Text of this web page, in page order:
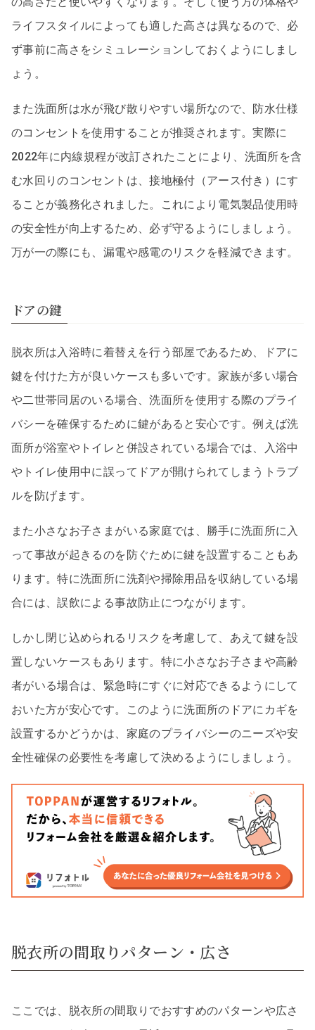
ライフスタイルによっても適した高さは異なるので、必
ず事前に高さをシミュレーションしておくようにしまし
ょう。
また洗面所は水が飛び散りやすい場所なので、防水仕様
のコンセントを使用することが推奨されます。実際に
2022年に内線規程が改訂されたことにより、洗面所を含
む水回りのコンセントは、接地極付（アース付き）にす
ることが義務化されました。これにより電気製品使用時
の安全性が向上するため、必ず守るようにしましょう。
万が一の際にも、漏電や感電のリスクを軽減できます。
ドアの鍵
脱衣所は入浴時に着替えを行う部屋であるため、ドアに
鍵を付けた方が良いケースも多いです。家族が多い場合
や二世帯同居のいる場合、洗面所を使用する際のプライ
バシーを確保するために鍵があると安心です。例えば洗
面所が浴室やトイレと併設されている場合では、入浴中
やトイレ使用中に誤ってドアが開けられてしまうトラブ
ルを防げます。
また小さなお子さまがいる家庭では、勝手に洗面所に入
って事故が起きるのを防ぐために鍵を設置することもあ
ります。特に洗面所に洗剤や掃除用品を収納している場
合には、誤飲による事故防止につながります。
しかし閉じ込められるリスクを考慮して、あえて鍵を設
置しないケースもあります。特に小さなお子さまや高齢
者がいる場合は、緊急時にすぐに対応できるようにして
おいた方が安心です。このように洗面所のドアにカギを
設置するかどうかは、家庭のプライバシーのニーズや安
全性確保の必要性を考慮して決めるようにしましょう。
脱衣所の間取りパターン・広さ
ここでは、脱衣所の間取りでおすすめのパターンや広さ